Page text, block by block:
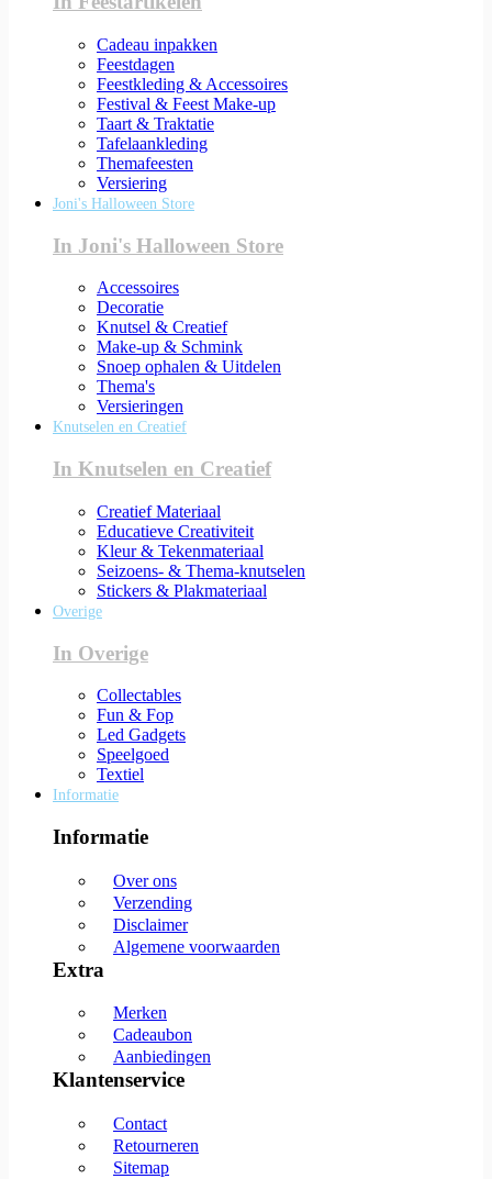
Cadeau inpakken
Feestdagen
Feestkleding & Accessoires
Festival & Feest Make-up
Taart & Traktatie
Tafelaankleding
Themafeesten
Versiering
Joni's Halloween Store
In Joni's Halloween Store
Accessoires
Decoratie
Knutsel & Creatief
Make-up & Schmink
Snoep ophalen & Uitdelen
Thema's
Versieringen
Knutselen en Creatief
In Knutselen en Creatief
Creatief Materiaal
Educatieve Creativiteit
Kleur & Tekenmateriaal
Seizoens- & Thema-knutselen
Stickers & Plakmateriaal
Overige
In Overige
Collectables
Fun & Fop
Led Gadgets
Speelgoed
Textiel
Informatie
Informatie
Over ons
Verzending
Disclaimer
Algemene voorwaarden
Extra
Merken
Cadeaubon
Aanbiedingen
Klantenservice
Contact
Retourneren
Sitemap